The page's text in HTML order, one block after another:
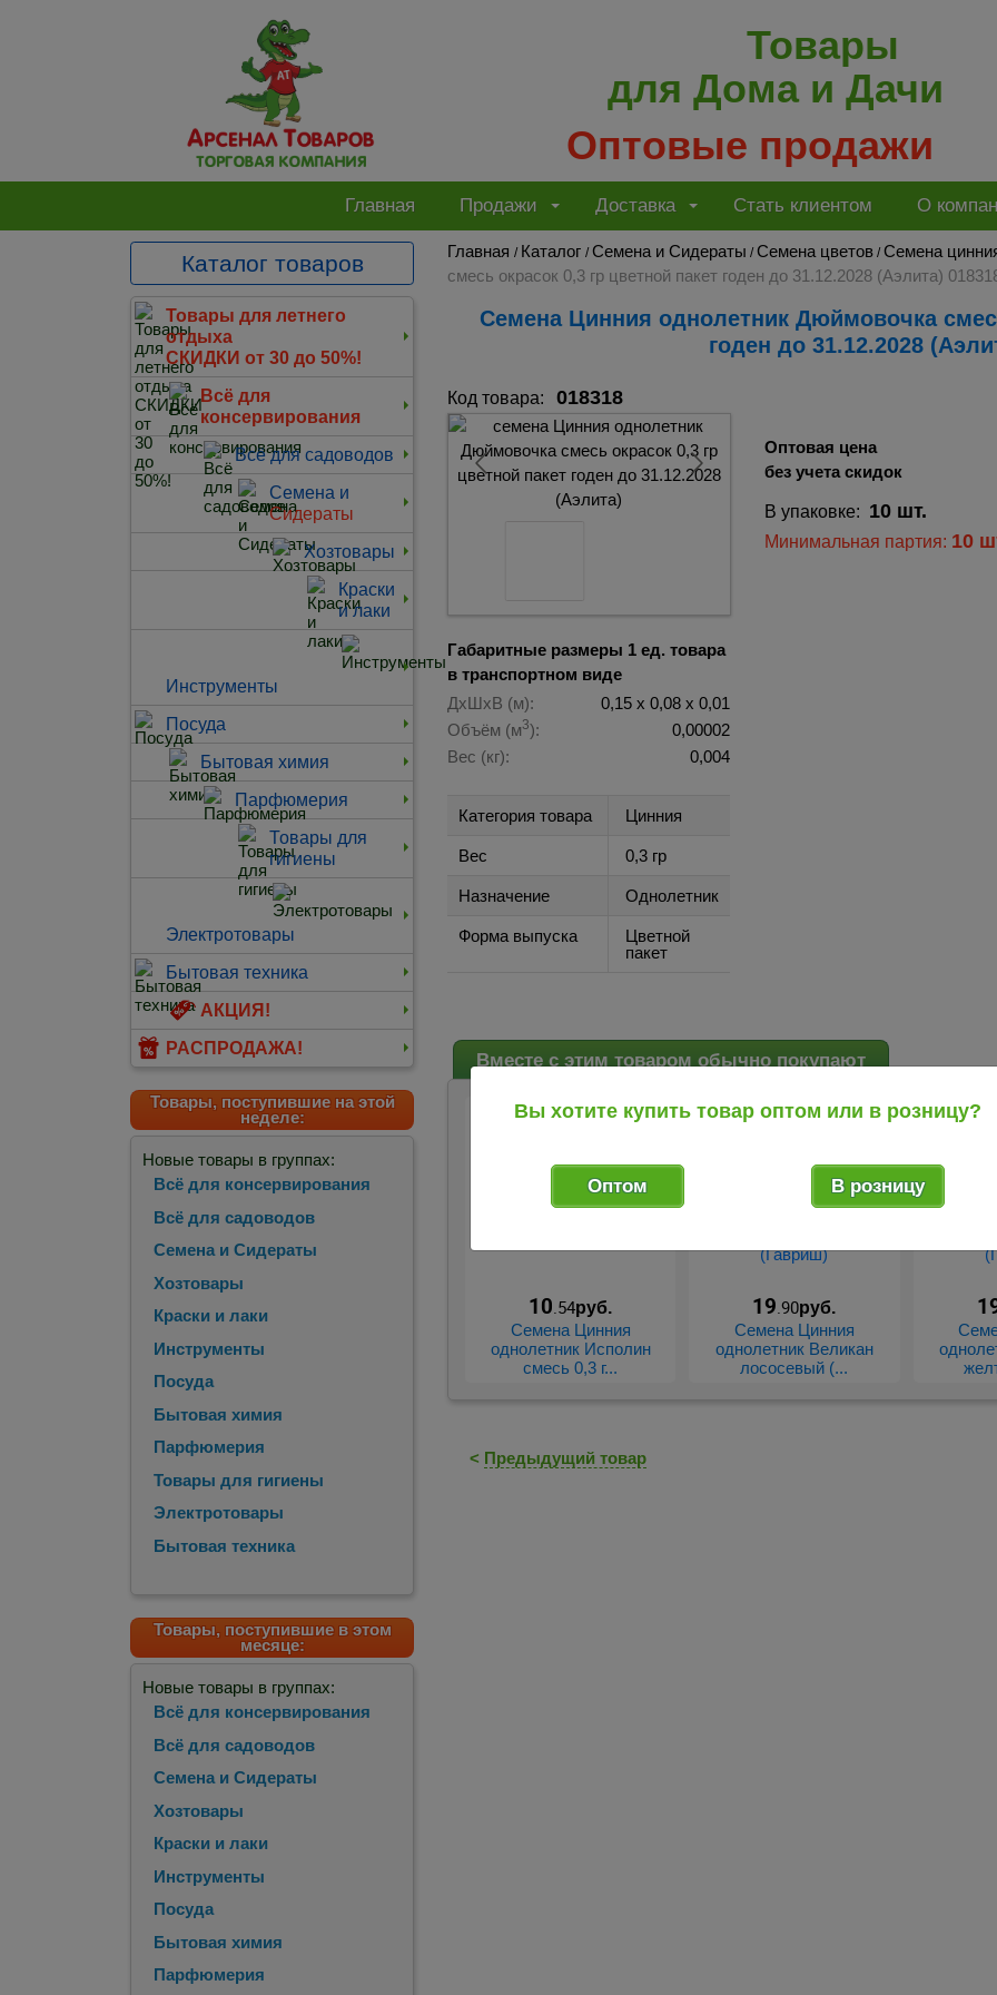
Товары
для Дома и Дачи
Оптовые продажи
Главная Продажи Доставка Стать клиентом О
Каталог товаров
Товары для летнего
отдыха
СКИДКИ от 30 до 50%!
Всё для
консервирования
Всё для садоводов
Семена и
Сидераты
Хозтовары
Краски
и лаки
Инструменты
Посуда
Бытовая химия
Парфюмерия
Товары для
гигиены
Электротовары
Бытовая техника
АКЦИЯ!
РАСПРОДАЖА!
Товары, поступившие на этой
неделе:
Новые товары в группах:
Всё для консервирования
Всё для садоводов
Семена и Сидераты
Хозтовары
Краски и лаки
Инструменты
Посуда
Бытовая химия
Парфюмерия
Товары для гигиены
Электротовары
Бытовая техника
Товары, поступившие в этом
месяце:
Новые товары в группах:
Всё для консервирования
Всё для садоводов
Семена и Сидераты
Хозтовары
Краски и лаки
Инструменты
Посуда
Бытовая химия
Парфюмерия
Главная / Каталог /Семена и Сидераты /Семена цветов /Семена
смесь окрасок 0,3 гр цветной пакет годен до 31.12.2028 (Аэлита)
Семена Цинния однолетник Дюймовочка смесь окрасок 0,3 гр цветной пакет
годен до 31.12.2028
Код товара: 018318
Габаритные размеры 1 ед. товара
в транспортном виде
ДхШхВ (м):
0,15 х 0,08 х 0,01
Объём (м3):
0,00002
Вес (кг):
0,004
Категория товара Цинния
Вес 0,3 гр
Назначение Однолетник
Форма выпуска
Цветной
пакет
Оптовая цена
без учета скидок
В упаковке: 10 шт.
Минимальная партия: 10
Вместе с этим товаром обычно покупают
10.54руб.
Семена Цинния
однолетник Исполин
смесь 0,3 г...
19.90руб.
Семена Цинния
однолетник Великан
лососевый (...
< Предыдущий товар
Вы хотите купить товар оптом или в розницу?
Оптом В розницу